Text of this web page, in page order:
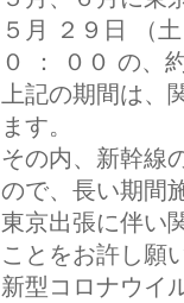
５月 ２９日 （
０ ： ００ の、
上記の期間は
ます。
その内、新幹線
ので、長い期間
東京出張に伴い
ことをお許し願
新型コロナウイ